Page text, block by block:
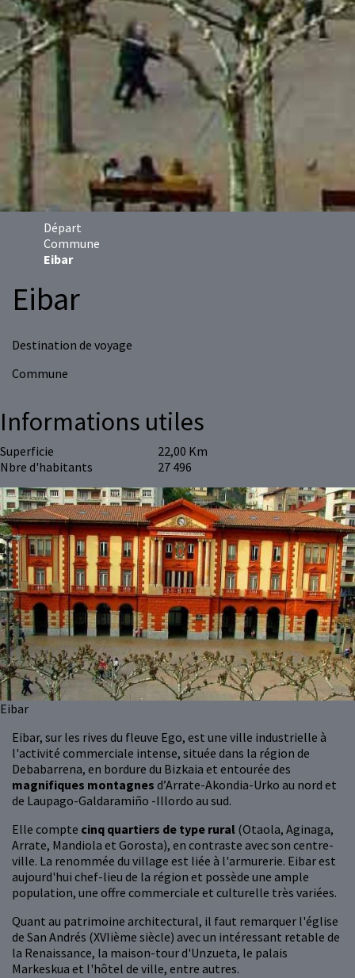
Départ
Commune
Eibar
Eibar
Destination de voyage
Commune
Eibar, sur les rives du fleuve Ego, est une ville industrielle à
l'activité commerciale intense, située dans la région de
Debabarrena, en bordure du Bizkaia et entourée des
magnifiques montagnes d’Arrate-Akondia-Urko au nord et
de Laupago-Galdaramiño -Illordo au sud.
Elle compte cinq quartiers de type rural (Otaola, Aginaga,
Arrate, Mandiola et Gorosta), en contraste avec son centre-
ville. La renommée du village est liée à l'armurerie. Eibar est
aujourd'hui chef-lieu de la région et possède une ample
population, une offre commerciale et culturelle très variées.
Quant au patrimoine architectural, il faut remarquer l'église
de San Andrés (XVIième siècle) avec un intéressant retable de
la Renaissance, la maison-tour d'Unzueta, le palais
Markeskua et l'hôtel de ville, entre autres.
Informations utiles
Superficie
22,00 Km
Nbre d'habitants
27 496
Eibar